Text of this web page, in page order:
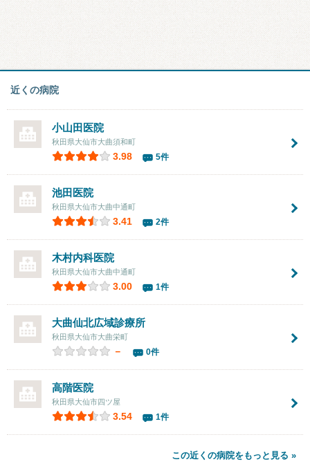
近くの病院
小山田医院
秋田県大仙市大曲須和町
3.98 5件
池田医院
秋田県大仙市大曲中通町
3.41 2件
木村内科医院
秋田県大仙市大曲中通町
3.00 1件
大曲仙北広域診療所
秋田県大仙市大曲栄町
－ 0件
高階医院
秋田県大仙市四ツ屋
3.54 1件
この近くの病院をもっと見る »